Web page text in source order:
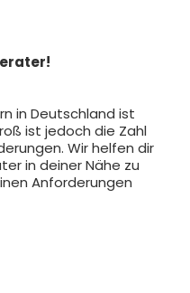
in Deutschland ist
ist jedoch die Zahl
Wir helfen dir
in deiner Nähe zu
Anforderungen